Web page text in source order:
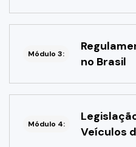
Módulo 3:
no Brasil
Módulo 4:
Veículos